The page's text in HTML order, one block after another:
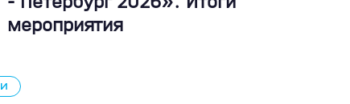
мероприятия